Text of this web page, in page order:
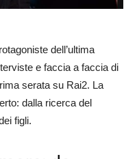
dell’ultima
e faccia a faccia di
serata su Rai2. La
dalla ricerca del
figli.